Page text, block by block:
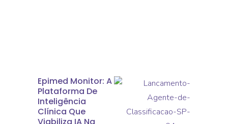
Epimed Monitor: A
Plataforma De
Inteligência
Clínica Que